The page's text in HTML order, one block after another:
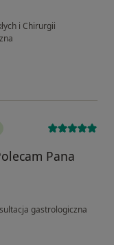
i Chirurgii
Pana
gastrologiczna